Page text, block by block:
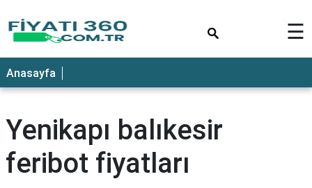
☰
Anasayfa
Yenikapı balıkesir
feribot fiyatları